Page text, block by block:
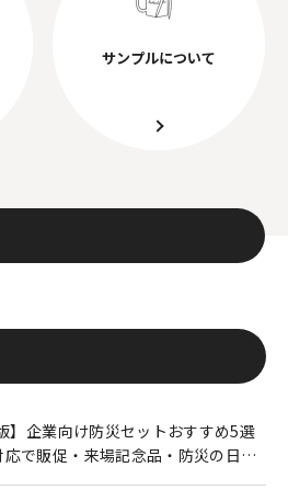
サンプルについて
】企業向け防災セットおすすめ5選
応で販促・来場記念品・防災の日に